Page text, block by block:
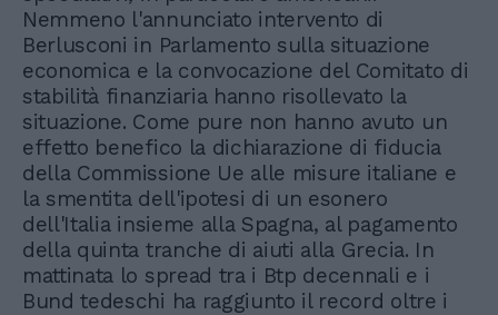
Nemmeno l'annunciato intervento di
Berlusconi in Parlamento sulla situazione
economica e la convocazione del Comitato di
stabilità finanziaria hanno risollevato la
situazione. Come pure non hanno avuto un
effetto benefico la dichiarazione di fiducia
della Commissione Ue alle misure italiane e
la smentita dell'ipotesi di un esonero
dell'Italia insieme alla Spagna, al pagamento
della quinta tranche di aiuti alla Grecia. In
mattinata lo spread tra i Btp decennali e i
Bund tedeschi ha raggiunto il record oltre i